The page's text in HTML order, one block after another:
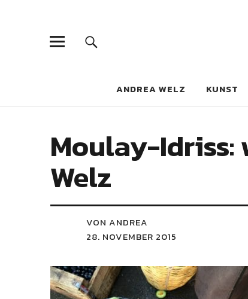
ANDREA WELZ KUNST
Moulay-Idriss:
Welz
VON ANDREA
28. NOVEMBER 2015